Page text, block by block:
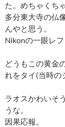
た。めちゃくち
多分東大寺の仏
んやと思う。
Nikonの一眼レ
どうもこの黄金
れをタイ(当時の
ラオスかわいそ
うな。
因果応報。